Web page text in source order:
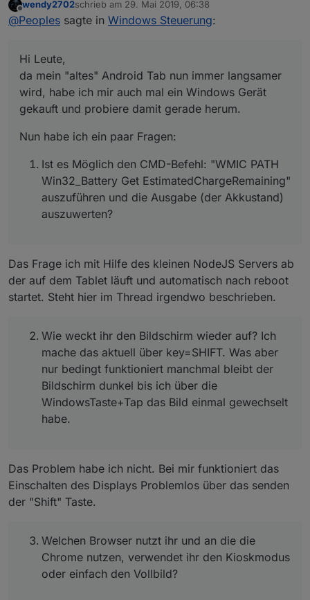
wird, habe ich mir auch mal ein Windows Gerät
gekauft und probiere damit gerade herum.
Nun habe ich ein paar Fragen:
auszuwerten?
Wie weckt ihr den Bildschirm wieder auf? Ich
mache das aktuell über key=SHIFT. Was aber nur
bedingt funktioniert manchmal bleibt der
WindowsTaste+Tap das Bild einmal gewechselt
Welchen Browser nutzt ihr und an die die
Chrome nutzen, verwendet ihr den Kioskmodus
oder einfach den Vollbild?
Verwendet ihr irgendwelche speziellen
Einstellungen an euren Windowstablets bspw.
Offline
wendy2702schrieb am 29. Mai 2019, 06:38
zuletzt editiert von
@Peoples sagte in Windows Steuerung:
Hi Leute,
da mein "altes" Android Tab nun immer langsamer
wird, habe ich mir auch mal ein Windows Gerät
gekauft und probiere damit gerade herum.
Nun habe ich ein paar Fragen:
Ist es Möglich den CMD-Befehl: "WMIC PATH
Win32_Battery Get EstimatedChargeRemaining"
auszuführen und die Ausgabe (der Akkustand)
auszuwerten?
Das Frage ich mit Hilfe des kleinen NodeJS Servers ab
der auf dem Tablet läuft und automatisch nach reboot
startet. Steht hier im Thread irgendwo beschrieben.
Wie weckt ihr den Bildschirm wieder auf? Ich
mache das aktuell über key=SHIFT. Was aber
nur bedingt funktioniert manchmal bleibt der
Bildschirm dunkel bis ich über die
WindowsTaste+Tap das Bild einmal gewechselt
habe.
Das Problem habe ich nicht. Bei mir funktioniert das
Einschalten des Displays Problemlos über das senden
der "Shift" Taste.
Welchen Browser nutzt ihr und an die die
Chrome nutzen, verwendet ihr den Kioskmodus
oder einfach den Vollbild?